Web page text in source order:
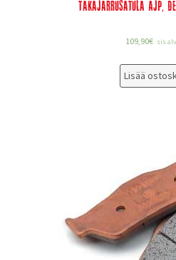
Takajarrusatula AJP,
109,90€ sis
Lisää